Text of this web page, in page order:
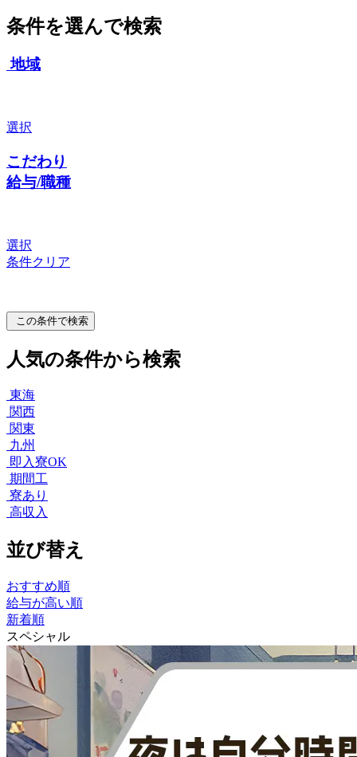
条件を選んで検索
地域
選択
こだわり
給与/職種
選択
条件クリア
この条件で検索
人気の条件から検索
東海
関西
関東
九州
即入寮OK
期間工
寮あり
高収入
並び替え
おすすめ順
給与が高い順
新着順
スペシャル